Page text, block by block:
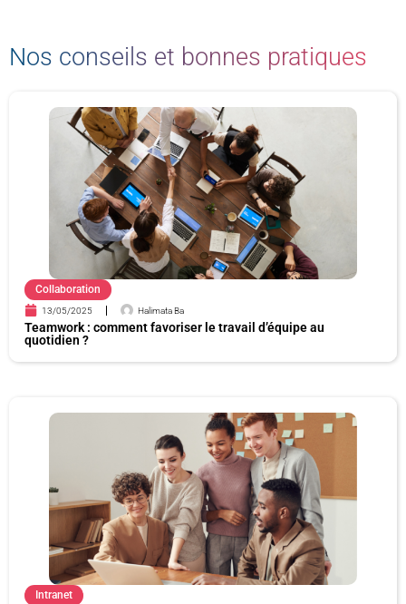
Nos conseils et bonnes pratiques
Collaboration
13/05/2025 Halimata Ba
Teamwork : comment favoriser le travail d’équipe au
quotidien ?
Intranet
a
g
e
a
g
e
a
g
e
a
g
e
a
g
e
a
g
e